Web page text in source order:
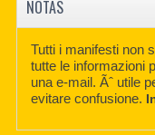
NOTAS
Tutti i manifesti non
tutte le informazioni
una e-mail. Ãˆ utile
evitare confusione.